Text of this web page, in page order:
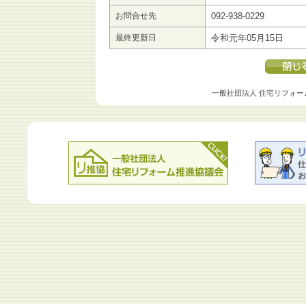
お問合せ先 092-938-0229
最終更新日 令和元年05月15日
一般社団法人 住宅リフォー